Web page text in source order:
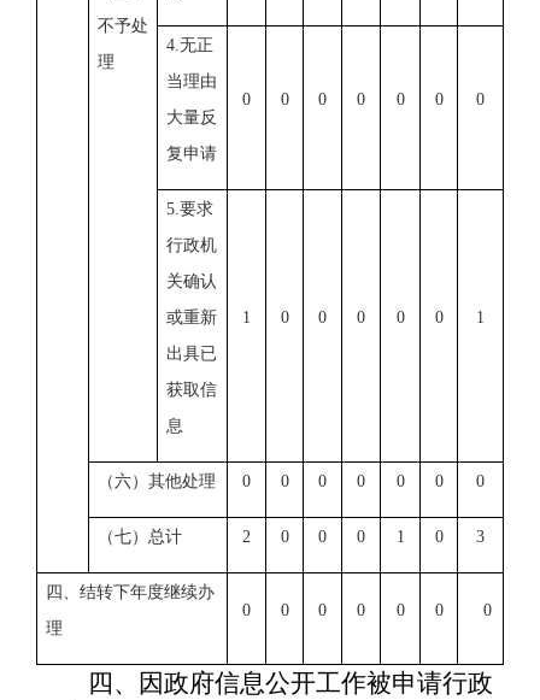
不予处
理
4.无正
当理由
大量反
复申请
0 0 0 0 0 0 0
5.要求
行政机
关确认
或重新
出具已
获取信
息
1 0 0 0 0 0 1
（六）其他处理 0 0 0 0 0 0 0
（七）总计 2 0 0 0 1 0 3
四、结转下年度继续办
理
0 0 0 0 0 0 0
四、因政府信息公开工作被申请行政